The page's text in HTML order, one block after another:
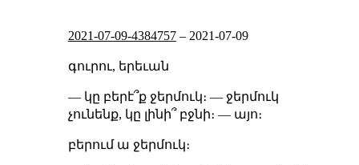
2021-07-09-4384757– 2021-07-09
գուրու, երեւան
— կը բերէ՞ք ջերմուկ։ — ջերմուկ
չունենք, կը լինի՞ բջնի։ — այո։
բերում ա ջերմուկ։